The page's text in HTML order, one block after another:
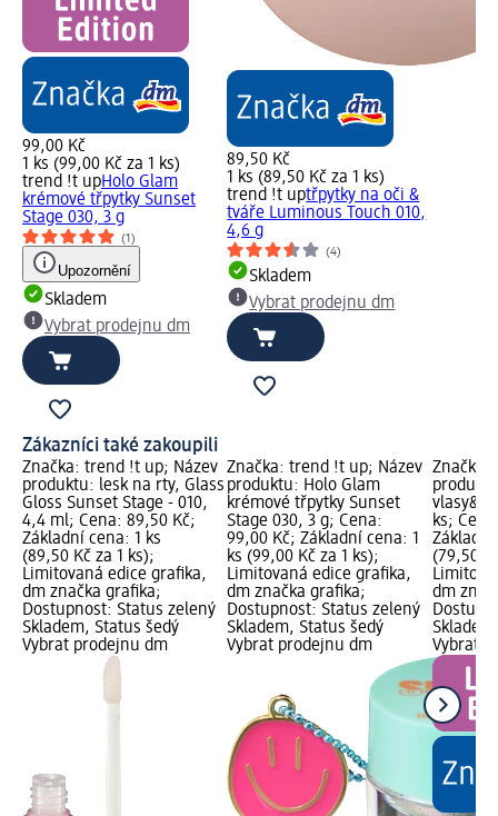
99,00 Kč
1 ks (99,00 Kč za 1 ks)
trend !t upHolo Glam
krémové třpytky Sunset
Stage 030, 3 g
(1)
Upozornění
Skladem
Vybrat prodejnu dm
89,50 Kč
1 ks (89,50 Kč za 1 ks)
trend !t uptřpytky na oči &
tváře Luminous Touch 010,
4,6 g
(4)
Skladem
Vybrat prodejnu dm
Zákazníci také zakoupili
Značka: trend !t up; Název
produktu: lesk na rty, Glass
Gloss Sunset Stage - 010,
4,4 ml; Cena: 89,50 Kč;
Základní cena: 1 ks
(89,50 Kč za 1 ks);
Limitovaná edice grafika,
dm značka grafika;
Dostupnost: Status zelený
Skladem, Status šedý
Vybrat prodejnu dm
Značka: trend !t up; Název
produktu: Holo Glam
krémové třpytky Sunset
Stage 030, 3 g; Cena:
99,00 Kč; Základní cena: 1
ks (99,00 Kč za 1 ks);
Limitovaná edice grafika,
dm značka grafika;
Dostupnost: Status zelený
Skladem, Status šedý
Vybrat prodejnu dm
Značka:
ks;
Základní
(79,50
dm
Vybrat